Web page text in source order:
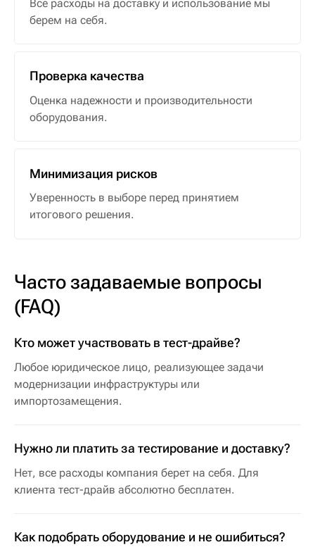
Все расходы на доставку и использование мы
берем на себя.
Проверка качества
Оценка надежности и производительности
оборудования.
Минимизация рисков
Уверенность в выборе перед принятием
итогового решения.
Часто задаваемые вопросы
(FAQ)
Кто может участвовать в тест-драйве?
Любое юридическое лицо, реализующее задачи
модернизации инфраструктуры или
импортозамещения.
Нужно ли платить за тестирование и доставку?
Нет, все расходы компания берет на себя. Для
клиента тест-драйв абсолютно бесплатен.
Как подобрать оборудование и не ошибиться?